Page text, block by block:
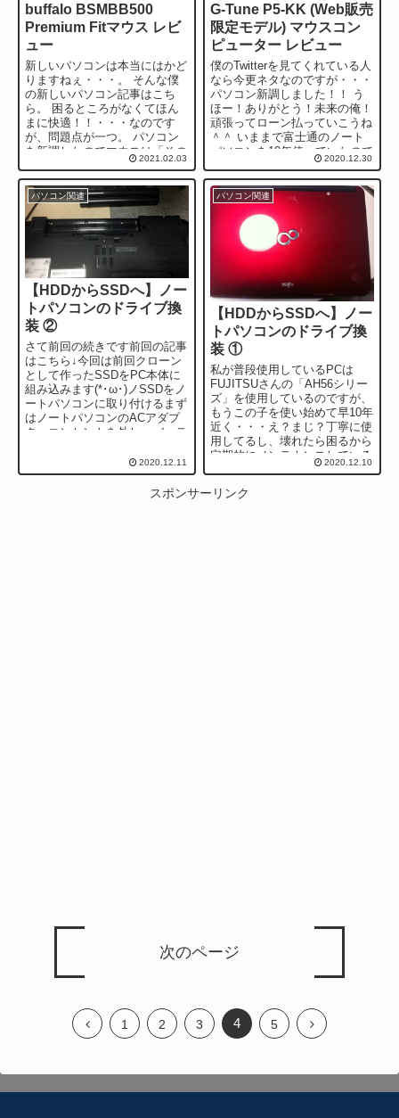
buffalo BSMBB500
Premium Fitマウス レビ
ュー
新しいパソコンは本当にはかど
りますねぇ・・・。 そんな僕
の新しいパソコン記事はこち
ら。 困るところがなくてほん
まに快適！！・・・なのです
が、問題点が一つ。 パソコン
を新調したのでマウスは「その
まま以前使っていた有線マウス
使えばいっかー...
2021.02.03
G-Tune P5-KK (Web販売
限定モデル) マウスコン
ピューター レビュー
僕のTwitterを見てくれている人
なら今更ネタなのですが・・・
パソコン新調しました！！ う
ほー！ありがとう！未来の俺！
頑張ってローン払っていこうね
＾＾ いままで富士通のノート
パソコンを10年使っていたので
すがさすがにいろいろ作業の...
2020.12.30
パソコン関連
【HDDからSSDへ】ノー
トパソコンのドライブ換
装 ②
さて前回の続きです前回の記事
はこちら↓今回は前回クローン
として作ったSSDをPC本体に
組み込みます(*･ω･)ノSSDをノ
ートパソコンに取り付けるまず
はノートパソコンのACアダプ
ターコンセントを外し、バッテ
2020.12.11
パソコン関連
【HDDからSSDへ】ノー
トパソコンのドライブ換
装 ①
私が普段使用しているPCは
FUJITSUさんの「AH56シリー
ズ」を使用しているのですが、
もうこの子を使い始めて早10年
近く・・・え？まじ？丁寧に使
用してるし、壊れたら困るから
定期的にメンテナンスしている
といえ、そんなにもってくれ
2020.12.10
スポンサーリンク
次のページ
1 2 3 4 5